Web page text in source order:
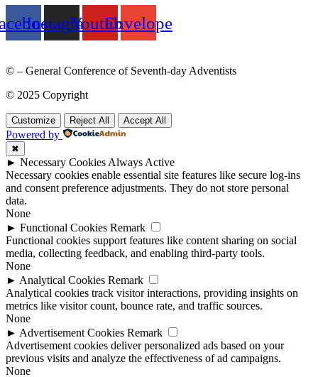
InstagramYoutubeEnvelope
© – General Conference of Seventh-day Adventists
© 2025 Copyright
Customize Reject All Accept All
Powered by
✖
► Necessary Cookies Always Active
Necessary cookies enable essential site features like secure log-ins
and consent preference adjustments. They do not store personal
data.
None
► Functional Cookies Remark
Functional cookies support features like content sharing on social
media, collecting feedback, and enabling third-party tools.
None
► Analytical Cookies Remark
Analytical cookies track visitor interactions, providing insights on
metrics like visitor count, bounce rate, and traffic sources.
None
► Advertisement Cookies Remark
Advertisement cookies deliver personalized ads based on your
previous visits and analyze the effectiveness of ad campaigns.
None